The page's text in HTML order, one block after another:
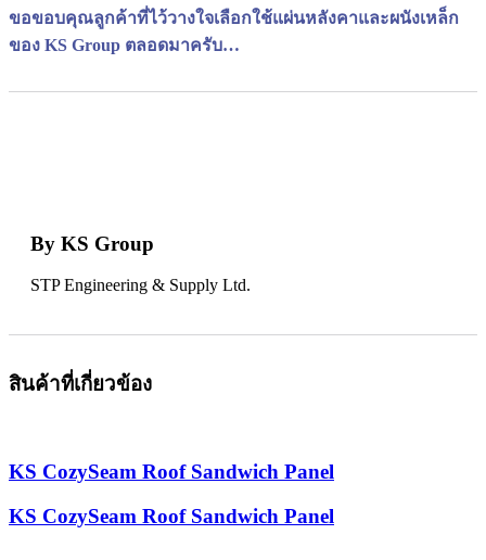
ขอขอบคุณลูกค้าที่ไว้วางใจเลือกใช้แผ่นหลังคาและผนังเหล็ก
ของ KS Group ตลอดมาครับ…
By KS Group
STP Engineering & Supply Ltd.
สินค้าที่เกี่ยวข้อง
KS CozySeam Roof Sandwich Panel
KS CozySeam Roof Sandwich Panel